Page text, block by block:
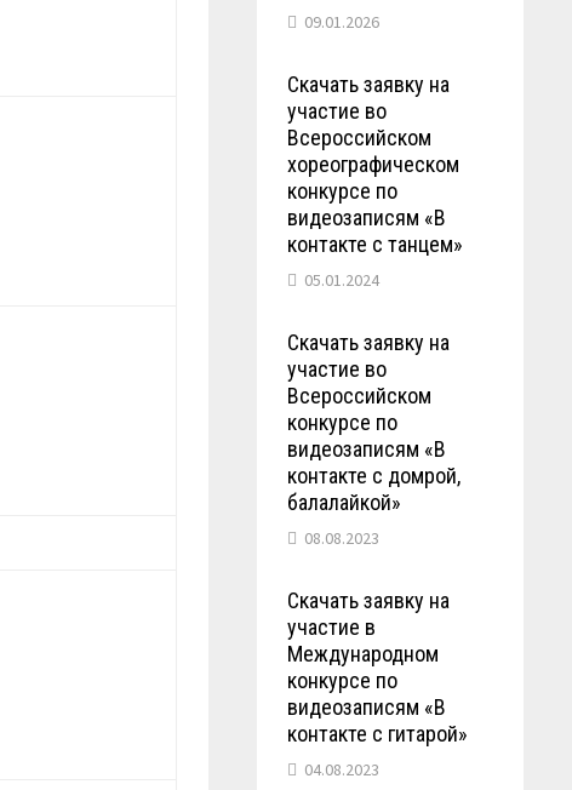
09.01.2026
Скачать заявку на
участие во
Всероссийском
хореографическом
конкурсе по
видеозаписям «В
контакте с танцем»
05.01.2024
Скачать заявку на
участие во
Всероссийском
конкурсе по
видеозаписям «В
контакте с домрой,
балалайкой»
08.08.2023
Скачать заявку на
участие в
Международном
конкурсе по
видеозаписям «В
контакте с гитарой»
04.08.2023